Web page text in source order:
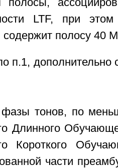
полосы,
LTF, при
полосу 40
п.1, дополнительно
тонов, по
Длинного
Короткого
части